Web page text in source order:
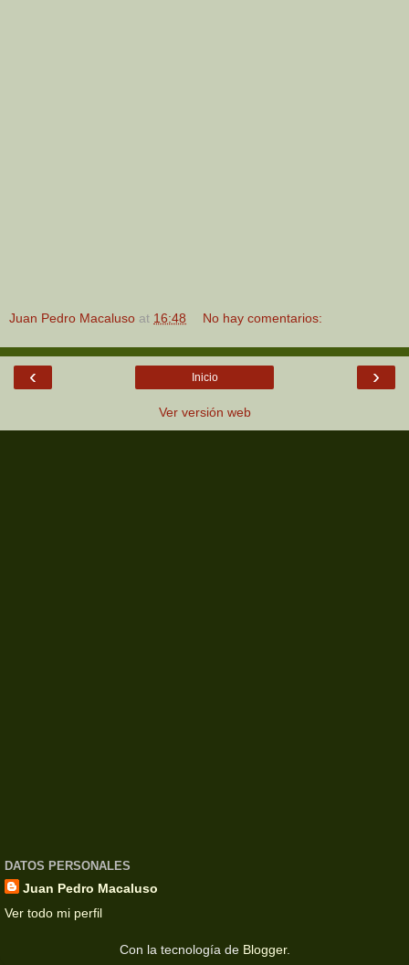
Juan Pedro Macaluso at 16:48 No hay comentarios:
‹ ›
Inicio
Ver versión web
DATOS PERSONALES
Juan Pedro Macaluso
Ver todo mi perfil
Con la tecnología de Blogger.